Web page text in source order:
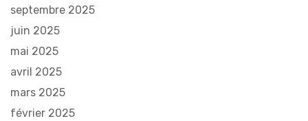
septembre 2025
juin 2025
mai 2025
avril 2025
mars 2025
février 2025